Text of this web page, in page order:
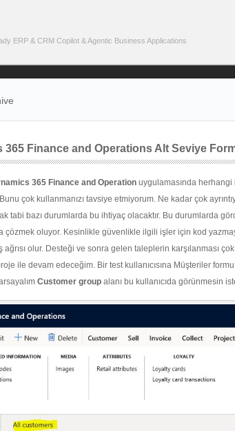
ERP & CRM Copilot & Agentic Business Applications
365 Finance and Operations Alt Seviye
365 Finance and Operation uygulamasında herhangi
Bunu çok kullanmanızı tavsiye etmiyorum. Ne kadar çok
tabi bazı durumlarda bu ihtiyaç olacaktır. Bu durumlarda
çözmek oluyor. Kesinlikle güvenlikle ilgili işler için kod
olur. Desteği ve sonra gelen taleplerin karşılanması
ile devam edeceğim. Bir test kullanıcısına Müşteriler
Customer group alanı bu kullanıcıda görünmesin